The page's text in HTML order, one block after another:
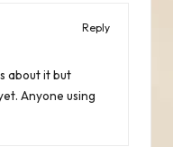
Reply
about it but
Anyone using